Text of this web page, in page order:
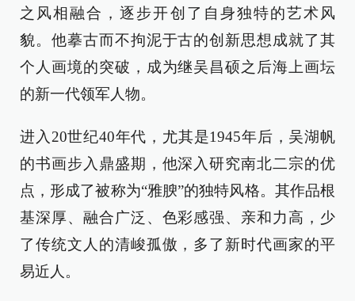
之风相融合，逐步开创了自身独特的艺术风
貌。他摹古而不拘泥于古的创新思想成就了其
个人画境的突破，成为继吴昌硕之后海上画坛
的新一代领军人物。
进入20世纪40年代，尤其是1945年后，吴湖帆
的书画步入鼎盛期，他深入研究南北二宗的优
点，形成了被称为“雅腴”的独特风格。其作品根
基深厚、融合广泛、色彩感强、亲和力高，少
了传统文人的清峻孤傲，多了新时代画家的平
易近人。